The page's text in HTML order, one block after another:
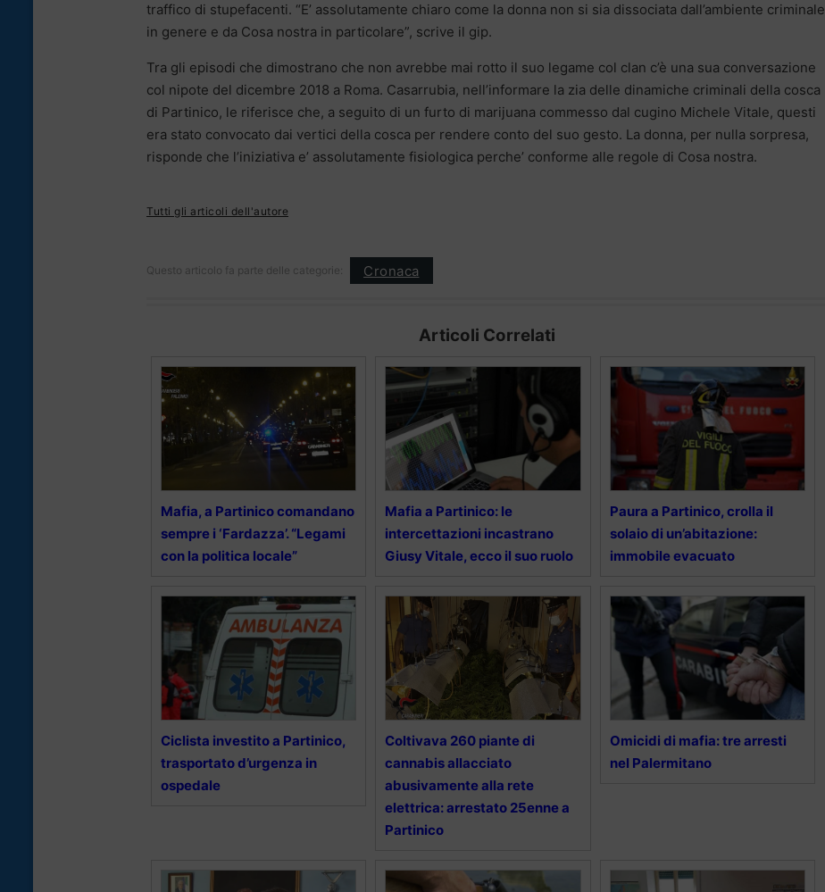
traffico di stupefacenti. “E’ assolutamente chiaro come la donna non si sia dissociata dall’ambiente criminale
in genere e da Cosa nostra in particolare”, scrive il gip.
Tra gli episodi che dimostrano che non avrebbe mai rotto il suo legame col clan c’è una sua conversazione
col nipote del dicembre 2018 a Roma. Casarrubia, nell’informare la zia delle dinamiche criminali della cosca
di Partinico, le riferisce che, a seguito di un furto di marijuana commesso dal cugino Michele Vitale, questi
era stato convocato dai vertici della cosca per rendere conto del suo gesto. La donna, per nulla sorpresa,
risponde che l’iniziativa e’ assolutamente fisiologica perche’ conforme alle regole di Cosa nostra.
Tutti gli articoli dell'autore
Questo articolo fa parte delle categorie: Cronaca
Articoli Correlati
Mafia, a Partinico comandano
sempre i ‘Fardazza’. “Legami
con la politica locale”
Mafia a Partinico: le
intercettazioni incastrano
Giusy Vitale, ecco il suo ruolo
Paura a Partinico, crolla il
solaio di un’abitazione:
immobile evacuato
Ciclista investito a Partinico,
trasportato d’urgenza in
ospedale
Coltivava 260 piante di
cannabis allacciato
abusivamente alla rete
elettrica: arrestato 25enne a
Partinico
Omicidi di mafia: tre arresti
nel Palermitano